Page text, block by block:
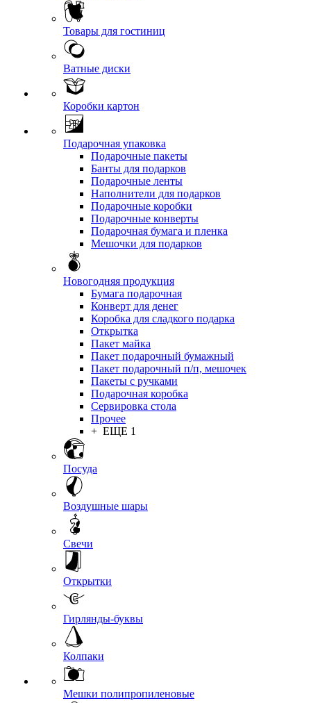
Товары для гостиниц
Ватные диски
Коробки картон
Подарочная упаковка
Подарочные пакеты
Банты для подарков
Подарочные ленты
Наполнители для подарков
Подарочные коробки
Подарочные конверты
Подарочная бумага и пленка
Мешочки для подарков
Новогодняя продукция
Бумага подарочная
Конверт для денег
Коробка для сладкого подарка
Открытка
Пакет майка
Пакет подарочный бумажный
Пакет подарочный п/п, мешочек
Пакеты с ручками
Подарочная коробка
Сервировка стола
Прочее
+ ЕЩЕ 1
Посуда
Воздушные шары
Свечи
Открытки
Гирлянды-буквы
Колпаки
Мешки полипропиленовые